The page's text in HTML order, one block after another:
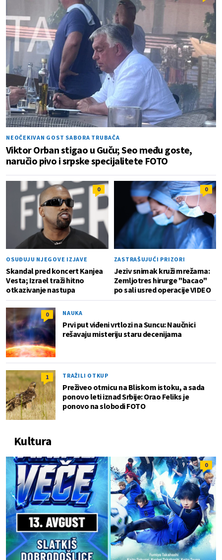
NEOČEKIVAN GOST SABORA TRUBAČA
Viktor Orban stigao u Guču; Seo među goste,
naručio pivo i srpske specijalitete FOTO
0
OSUĐUJU NJEGOVE IZJAVE
Skandal pred koncert Kanjea
Vesta; Izrael traži hitno
otkazivanje nastupa
0
ZASTRAŠUJUĆI PRIZORI
Jeziv snimak kruži mrežama:
Zemljotres hirurge "bacao"
po sali usred operacije VIDEO
0 NAUKA
Prvi put viđeni vrtlozi na Suncu: Naučnici
rešavaju misteriju staru decenijama
1 TRAŽILI OTKUP
Preživeo otmicu na Bliskom istoku, a sada
ponovo leti iznad Srbije: Orao Feliks je
ponovo na slobodi FOTO
Kultura
0